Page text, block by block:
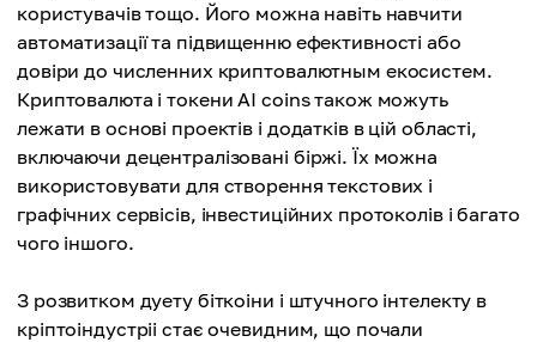
користувачів тощо. Його можна навіть навчити
автоматизації та підвищенню ефективності або
довіри до численних криптовалютным екосистем.
Криптовалюта і токени AI coins також можуть
лежати в основі проектів і додатків в цій області,
включаючи децентралізовані біржі. Їх можна
використовувати для створення текстових і
графічних сервісів, інвестиційних протоколів і багато
чого іншого.
З розвитком дуету біткоіни і штучного інтелекту в
кріптоіндустріі стає очевидним, що почали